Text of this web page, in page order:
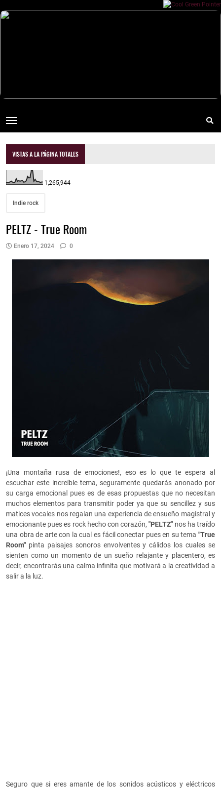
VISTAS A LA PÁGINA TOTALES
1,265,944
Indie rock
PELTZ - True Room
Enero 17, 2024 0
¡Una montaña rusa de emociones!, eso es lo que te espera al
escuchar este increíble tema, seguramente quedarás anonado por
su carga emocional pues es de esas propuestas que no necesitan
muchos elementos para transmitir poder ya que su sencillez y sus
matices vocales nos regalan una experiencia de ensueño magistral y
emocionante pues es rock hecho con corazón,"PELTZ" nos ha traído
una obra de arte con la cual es fácil conectar pues en su tema "True
Room" pinta paisajes sonoros envolventes y cálidos los cuales se
sienten como un momento de un sueño relajante y placentero, es
decir, encontrarás una calma infinita que motivará a la creatividad a
salir a la luz.
Seguro que si eres amante de los sonidos acústicos y eléctricos